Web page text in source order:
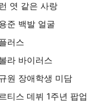
엿 같은 사랑
준 백발 얼굴
러스
라 바이러스
원 장애학생 미담
티스 데뷔 1주년 팝업